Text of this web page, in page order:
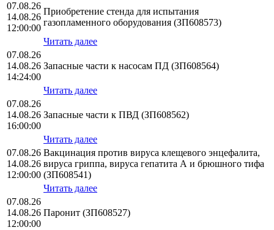
07.08.26
14.08.26
12:00:00
Приобретение стенда для испытания
газопламенного оборудования (ЗП608573)
Читать далее
07.08.26
14.08.26
14:24:00
Запасные части к насосам ПД (ЗП608564)
Читать далее
07.08.26
14.08.26
16:00:00
Запасные части к ПВД (ЗП608562)
Читать далее
07.08.26
14.08.26
12:00:00
Вакцинация против вируса клещевого энцефалита,
вируса гриппа, вируса гепатита А и брюшного тифа
(ЗП608541)
Читать далее
07.08.26
14.08.26
12:00:00
Паронит (ЗП608527)